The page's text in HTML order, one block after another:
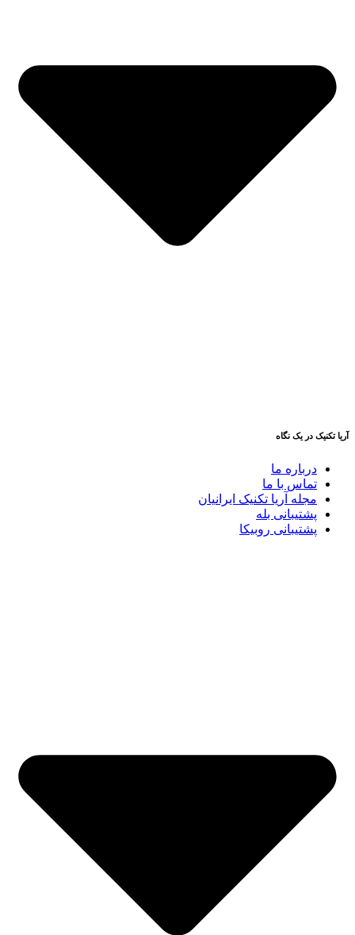
آریا تکنیک در یک نگاه
درباره ما
تماس با ما
مجله آریا تکنیک ایرانیان
پشتیبانی بله
پشتیبانی روبیکا